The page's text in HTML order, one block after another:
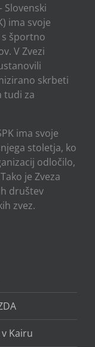
Slovenski
ima svoje
s športno
V Zvezi
skrbeti
tudi za
ima svoje
stoletja, ko
odločilo,
je Zveza
društev
zvez.
Kairu